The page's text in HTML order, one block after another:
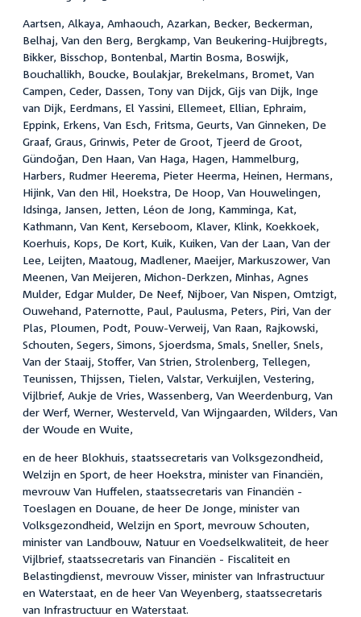
Aartsen, Alkaya, Amhaouch, Azarkan, Becker, Beckerman,
Belhaj, Van den Berg, Bergkamp, Van Beukering-Huijbregts,
Bikker, Bisschop, Bontenbal, Martin Bosma, Boswijk,
Bouchallikh, Boucke, Boulakjar, Brekelmans, Bromet, Van
Campen, Ceder, Dassen, Tony van Dijck, Gijs van Dijk, Inge
van Dijk, Eerdmans, El Yassini, Ellemeet, Ellian, Ephraim,
Eppink, Erkens, Van Esch, Fritsma, Geurts, Van Ginneken, De
Graaf, Graus, Grinwis, Peter de Groot, Tjeerd de Groot,
Gündoğan, Den Haan, Van Haga, Hagen, Hammelburg,
Harbers, Rudmer Heerema, Pieter Heerma, Heinen, Hermans,
Hijink, Van den Hil, Hoekstra, De Hoop, Van Houwelingen,
Idsinga, Jansen, Jetten, Léon de Jong, Kamminga, Kat,
Kathmann, Van Kent, Kerseboom, Klaver, Klink, Koekkoek,
Koerhuis, Kops, De Kort, Kuik, Kuiken, Van der Laan, Van der
Lee, Leijten, Maatoug, Madlener, Maeijer, Markuszower, Van
Meenen, Van Meijeren, Michon-Derkzen, Minhas, Agnes
Mulder, Edgar Mulder, De Neef, Nijboer, Van Nispen, Omtzigt,
Ouwehand, Paternotte, Paul, Paulusma, Peters, Piri, Van der
Plas, Ploumen, Podt, Pouw-Verweij, Van Raan, Rajkowski,
Schouten, Segers, Simons, Sjoerdsma, Smals, Sneller, Snels,
Van der Staaij, Stoffer, Van Strien, Strolenberg, Tellegen,
Teunissen, Thijssen, Tielen, Valstar, Verkuijlen, Vestering,
Vijlbrief, Aukje de Vries, Wassenberg, Van Weerdenburg, Van
der Werf, Werner, Westerveld, Van Wijngaarden, Wilders, Van
der Woude en Wuite,
en de heer Blokhuis, staatssecretaris van Volksgezondheid,
Welzijn en Sport, de heer Hoekstra, minister van Financiën,
mevrouw Van Huffelen, staatssecretaris van Financiën -
Toeslagen en Douane, de heer De Jonge, minister van
Volksgezondheid, Welzijn en Sport, mevrouw Schouten,
minister van Landbouw, Natuur en Voedselkwaliteit, de heer
Vijlbrief, staatssecretaris van Financiën - Fiscaliteit en
Belastingdienst, mevrouw Visser, minister van Infrastructuur
en Waterstaat, en de heer Van Weyenberg, staatssecretaris
van Infrastructuur en Waterstaat.